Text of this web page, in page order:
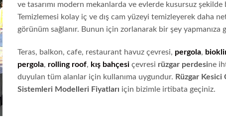
ve tasarımı modern mekanlarda ve evlerde kusursuz şekilde
Temizlemesi kolay iç ve dış cam yüzeyi temizleyerek daha
görünüm sağlanır. Bunun için zorlanarak bir şey yapmanıza
Teras, balkon, cafe, restaurant havuz çevresi, pergola,
pergola, rolling roof, kış bahçesi çevresi rüzgar perdesine
duyulan tüm alanlar için kullanıma uygundur. Rüzgar Kesici
Sistemleri Modelleri Fiyatları için bizimle irtibata geçiniz.